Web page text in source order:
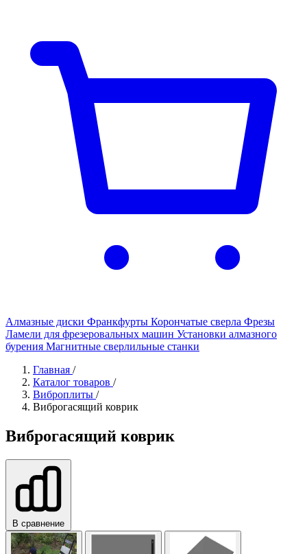
Алмазные диски Франкфурты Корончатые сверла Фрезы
Ламели для фрезеровальных машин Установки алмазного
бурения Магнитные сверлильные станки
Главная /
Каталог товаров /
Виброплиты /
Виброгасящий коврик
Виброгасящий коврик
В сравнение